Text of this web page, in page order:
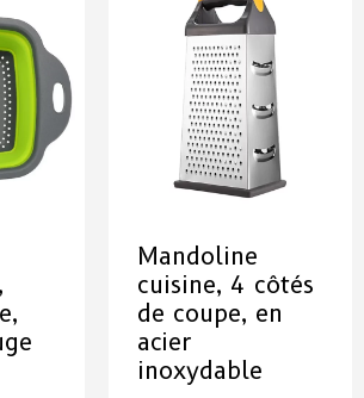
Mandoline
cuisine, 4 côtés
de coupe, en
acier
inoxydable